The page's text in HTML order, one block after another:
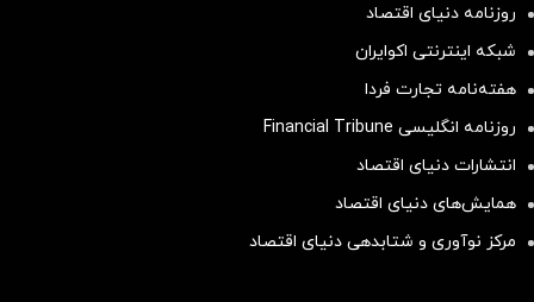
روزنامه دنیای اقتصاد
شبکه اینترنتی اکوایران
هفته‌نامه تجارت فردا
روزنامه انگلیسی Financial Tribune
انتشارات دنیای اقتصاد
همایش‌های دنیای اقتصاد
مرکز نوآوری و شتابدهی دنیای اقتصاد